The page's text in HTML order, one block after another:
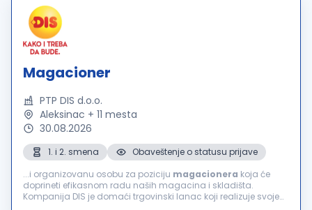
Magacioner
PTP DIS d.o.o.
Aleksinac + 11 mesta
30.08.2026
1. i 2. smena
Obaveštenje o statusu prijave
...i organizovanu osobu za poziciju magacionera koja će
doprineti efikasnom radu naših magacina i skladišta.
Kompanija DIS je domaći trgovinski lanac koji realizuje svoje